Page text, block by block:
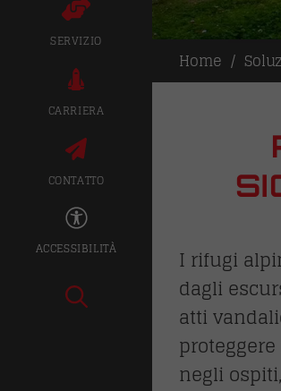
SERVIZIO
CARRIERA
CONTATTO
ACCESSIBILITÀ
Home
I rifugi
dagli
atti
negli